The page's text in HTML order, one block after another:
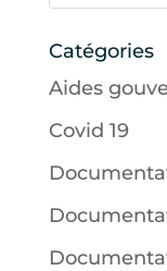
Catégories
Aides
Covid 19